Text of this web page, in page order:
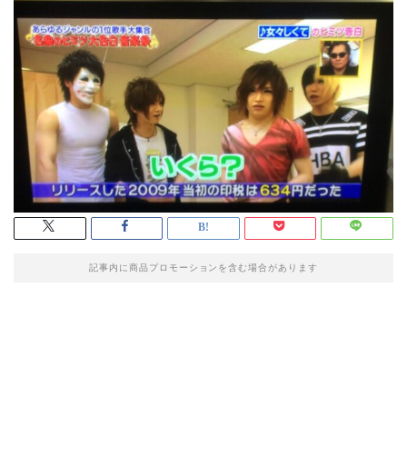
記事内に商品プロモーションを含む場合があります